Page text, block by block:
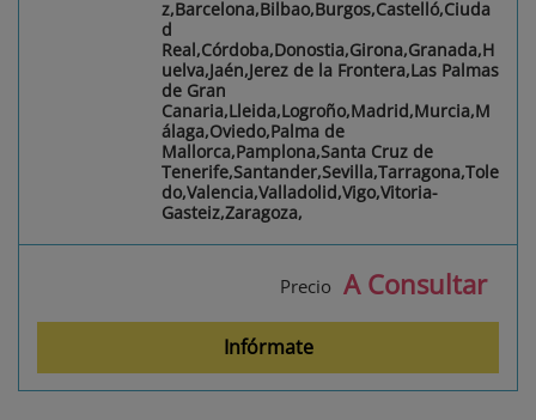
z,Barcelona,Bilbao,Burgos,Castelló,Ciuda
d
Real,Córdoba,Donostia,Girona,Granada,H
uelva,Jaén,Jerez de la Frontera,Las Palmas
de Gran
Canaria,Lleida,Logroño,Madrid,Murcia,M
álaga,Oviedo,Palma de
Mallorca,Pamplona,Santa Cruz de
Tenerife,Santander,Sevilla,Tarragona,Tole
do,Valencia,Valladolid,Vigo,Vitoria-
Gasteiz,Zaragoza,
Precio A Consultar
Infórmate